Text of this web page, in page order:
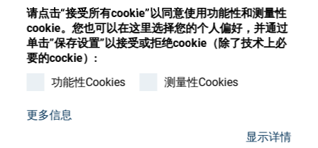
请点击“接受所有cookie”以同意使用功能性和测量性
cookie。您也可以在这里选择您的个人偏好，并通过
单击”保存设置”以接受或拒绝cookie（除了技术上必
要的cockie）:
功能性Cookies
测量性Cookies
更多信息
显示详情
我们是谁
加入我们
注册 登录